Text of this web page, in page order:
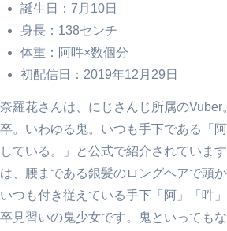
誕生日：7月10日
身長：138センチ
体重：阿吽×数個分
初配信日：2019年12月29日
奈羅花さんは、にじさんじ所属のVuber
卒。いわゆる鬼。いつも手下である「
している。」と公式で紹介されていま
は、腰まである銀髪のロングヘアで頭
いつも付き従えている手下「阿」「吽
卒見習いの鬼少女です。鬼といっても